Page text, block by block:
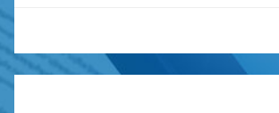
值；应调整进气口的减压阀（一般安装
上），使充气压力略大于设定压力上限
压力上限需要根据电池壳盖材料及厚度